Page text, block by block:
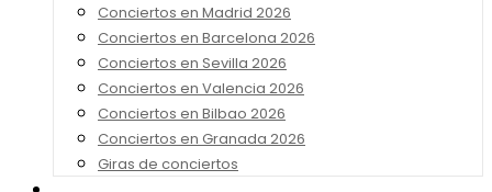
Conciertos en Madrid 2026
Conciertos en Barcelona 2026
Conciertos en Sevilla 2026
Conciertos en Valencia 2026
Conciertos en Bilbao 2026
Conciertos en Granada 2026
Giras de conciertos